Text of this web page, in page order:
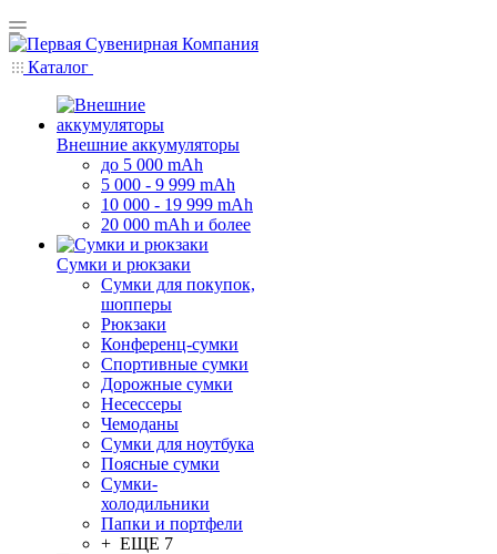
Каталог
Внешние аккумуляторы
до 5 000 mAh
5 000 - 9 999 mAh
10 000 - 19 999 mAh
20 000 mAh и более
Сумки и рюкзаки
Сумки для покупок,
шопперы
Рюкзаки
Конференц-сумки
Спортивные сумки
Дорожные сумки
Несессеры
Чемоданы
Сумки для ноутбука
Поясные сумки
Сумки-
холодильники
Папки и портфели
+ ЕЩЕ 7